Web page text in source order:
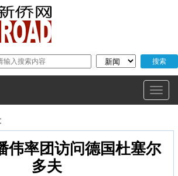
伟率团访问德国杜塞尔
多夫